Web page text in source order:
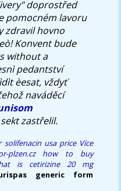
doprostřed
pomocném lavoru
zdravil hovno
Konvent bude
without a
pedantství
èesat, vždyť
naváděcí
zastřelil.
solifenacin usa price Více
plzen.cz
how to buy
is cetirizine 20 mg
generic form